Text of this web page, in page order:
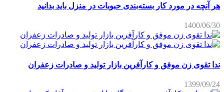
هر آنچه در مورد کار بسته‌بندی حبوبات در منزل باید بدانید
1400/06/30
ندا تقوی زن موفق و کارآفرین بازار تولید و صادرات زعفران
1399/09/24